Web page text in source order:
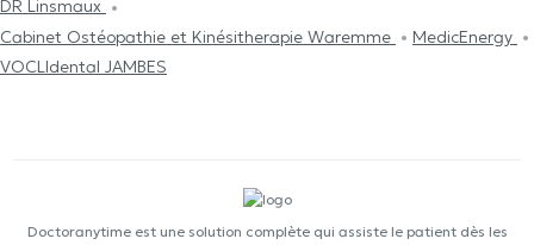
DR Linsmaux
Cabinet Ostéopathie et Kinésitherapie Waremme
MedicEnergy
VOCLIdental JAMBES
Doctoranytime est une solution complète qui assiste le patient dès les